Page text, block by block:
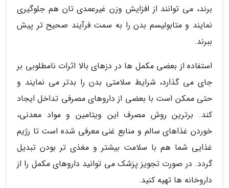
برند، می توانند از افزایش وزن غیرعمدی تان هم جلوگیری
نمایند و متابولیسم بدن را به سمت فرآیند صحیح تر پیش
ببرند.
استفاده از بعضی مکمل ها در دزهای بالا اثرات نامطلوبی بر
جای می گذارد، شرایط سلامتی بدن را بدتر می نمایند و
حتی ممکن است با بعضی از داروهای مصرفی تداخل ایجاد
کند. برترین روش مصرف این ویتامین و مواد معدنی،
خوردن غذاهای سالم و منابع غنی معرفی شده است تا رژیم
غذایی شما هم با سلامت بیشتر و مغذی تر بودن تبدیل
گردد. در صورت تجویز پزشک می توانید داروهای مکمل را از
داروخانه ها تهیه کنید.